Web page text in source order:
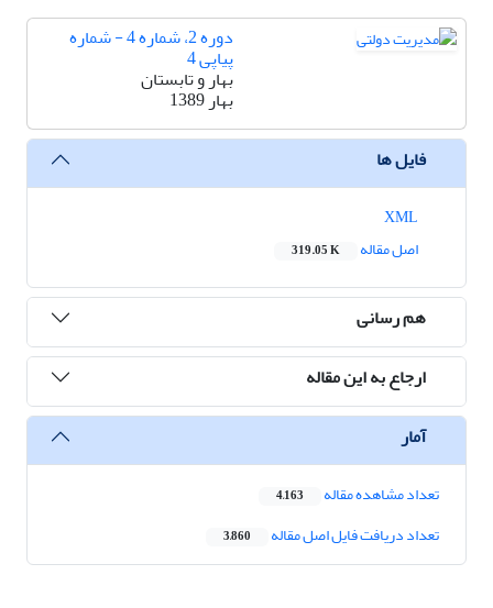
دوره 2، شماره 4 - شماره
پیاپی 4
بهار و تابستان
بهار 1389
فایل ها
اصل مقاله
319.05 K
هم رسانی
ارجاع به این مقاله
آمار
تعداد مشاهده مقاله 4,163
تعداد دریافت فایل اصل مقاله 3,860